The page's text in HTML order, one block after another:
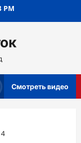
PM
Смотреть видео